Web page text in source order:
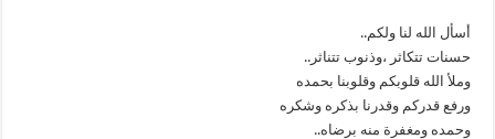
‏أسأل الله لنا ولكم..
حسنات تتكاثر ،وذنوب تتناثر..
و‏‎ملأ الله قلوبكم وقلوبنا بحمده
‏‎ورفع قدركم وقدرنا بذكره وشكره
وحمده ومغفرة منه برضاه..